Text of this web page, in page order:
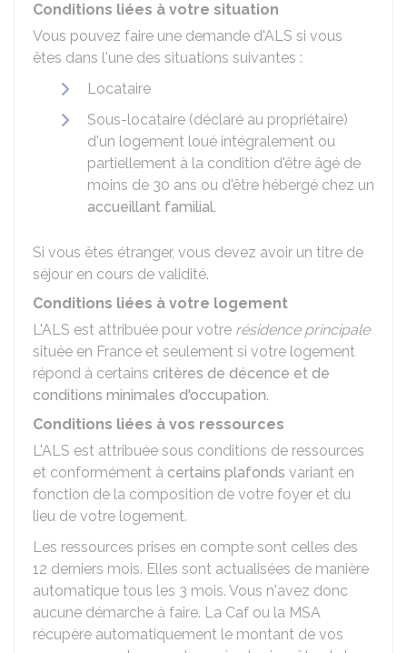
Conditions liées à votre situation
Vous pouvez faire une demande d'ALS si vous
êtes dans l'une des situations suivantes :
Locataire
Sous-locataire (déclaré au propriétaire)
d'un logement loué intégralement ou
partiellement à la condition d'être âgé de
moins de 30 ans ou d'être hébergé chez un
accueillant familial.
Si vous êtes étranger, vous devez avoir un titre de
séjour en cours de validité.
Conditions liées à votre logement
L'ALS est attribuée pour votre résidence principale
située en France et seulement si votre logement
répond à certains critères de décence et de
conditions minimales d'occupation.
Conditions liées à vos ressources
L'ALS est attribuée sous conditions de ressources
et conformément à certains plafonds variant en
fonction de la composition de votre foyer et du
lieu de votre logement.
Les ressources prises en compte sont celles des
12 derniers mois. Elles sont actualisées de manière
automatique tous les 3 mois. Vous n'avez donc
aucune démarche à faire. La Caf ou la MSA
récupère automatiquement le montant de vos